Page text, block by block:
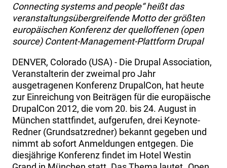
Connecting systems and people“ heißt das
veranstaltungsübergreifende Motto der größten
europäischen Konferenz der quelloffenen (open
source) Content-Management-Plattform Drupal
DENVER, Colorado (USA) - Die Drupal Association,
Veranstalterin der zweimal pro Jahr
ausgetragenen Konferenz DrupalCon, hat heute
zur Einreichung von Beiträgen für die europäische
DrupalCon 2012, die vom 20. bis 24. August in
München stattfindet, aufgerufen, drei Keynote-
Redner (Grundsatzredner) bekannt gegeben und
nimmt ab sofort Anmeldungen entgegen. Die
diesjährige Konferenz findet im Hotel Westin